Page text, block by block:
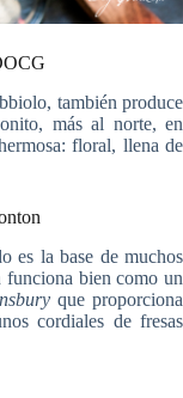
también produce
más al norte, en
floral, llena de
es la base de muchos
funciona bien como un
que proporciona
cordiales de fresas